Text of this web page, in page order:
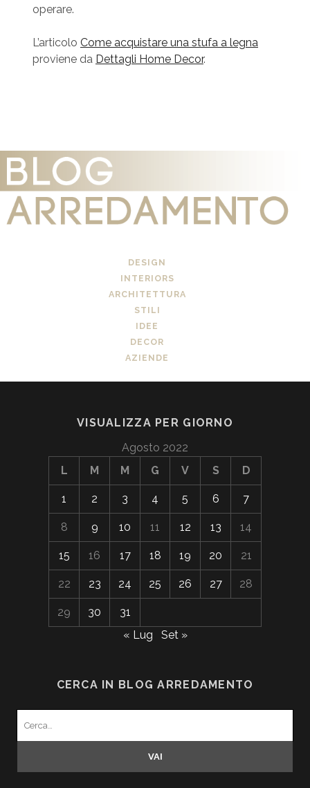
operare.
L’articolo Come acquistare una stufa a legna
proviene da Dettagli Home Decor.
DESIGN
INTERIORS
ARCHITETTURA
STILI
IDEE
DECOR
AZIENDE
VISUALIZZA PER GIORNO
Agosto 2022
L
M M G V S D
1 2 3 4 5 6 7
8 9 10 11 12 13 14
15 16 17 18 19 20 21
22 23 24 25 26 27 28
29 30
31
« Lug
Set »
CERCA IN BLOG ARREDAMENTO